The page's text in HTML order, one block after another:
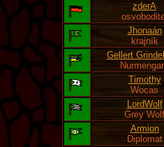
zderA
Jhonaán
krajník
Gellert
Timothy
Wocas
LordWolf
Grey Wolf
Armion
Diplomat